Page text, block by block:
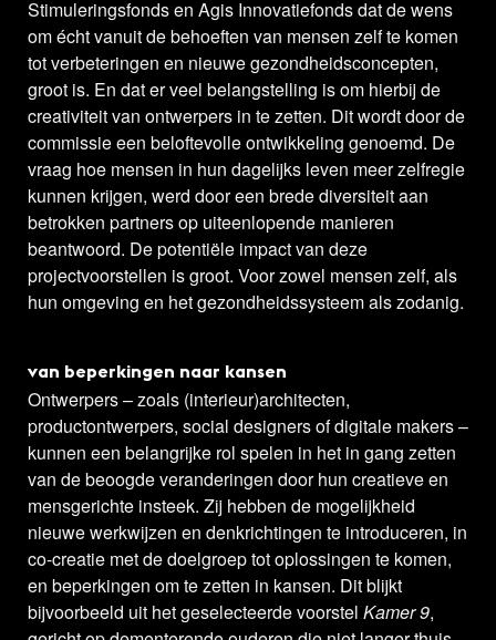
Stimuleringsfonds en Agis Innovatiefonds dat de wens
om écht vanuit de behoeften van mensen zelf te komen
tot verbeteringen en nieuwe gezondheidsconcepten,
groot is. En dat er veel belangstelling is om hierbij de
creativiteit van ontwerpers in te zetten. Dit wordt door de
commissie een beloftevolle ontwikkeling genoemd. De
vraag hoe mensen in hun dagelijks leven meer zelfregie
kunnen krijgen, werd door een brede diversiteit aan
betrokken partners op uiteenlopende manieren
beantwoord. De potentiële impact van deze
projectvoorstellen is groot. Voor zowel mensen zelf, als
hun omgeving en het gezondheidssysteem als zodanig.
van beperkingen naar kansen
Ontwerpers – zoals (interieur)architecten,
productontwerpers, social designers of digitale makers –
kunnen een belangrijke rol spelen in het in gang zetten
van de beoogde veranderingen door hun creatieve en
mensgerichte insteek. Zij hebben de mogelijkheid
nieuwe werkwijzen en denkrichtingen te introduceren, in
co-creatie met de doelgroep tot oplossingen te komen,
en beperkingen om te zetten in kansen. Dit blijkt
bijvoorbeeld uit het geselecteerde voorstel Kamer 9,